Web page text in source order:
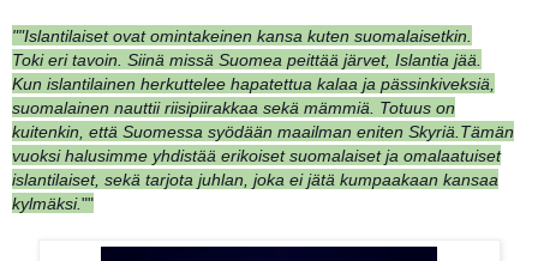
""Islantilaiset ovat omintakeinen kansa kuten suomalaisetkin.
Toki eri tavoin. Siinä missä Suomea peittää järvet, Islantia jää.
Kun islantilainen herkuttelee hapatettua kalaa ja pässinkiveksiä,
suomalainen nauttii riisipiirakkaa sekä mämmiä. Totuus on
kuitenkin, että Suomessa syödään maailman eniten Skyriä. Tämän
vuoksi halusimme yhdistää erikoiset suomalaiset ja omalaatuiset
islantilaiset, sekä tarjota juhlan, joka ei jätä kumpaakaan kansaa
kylmäksi.""